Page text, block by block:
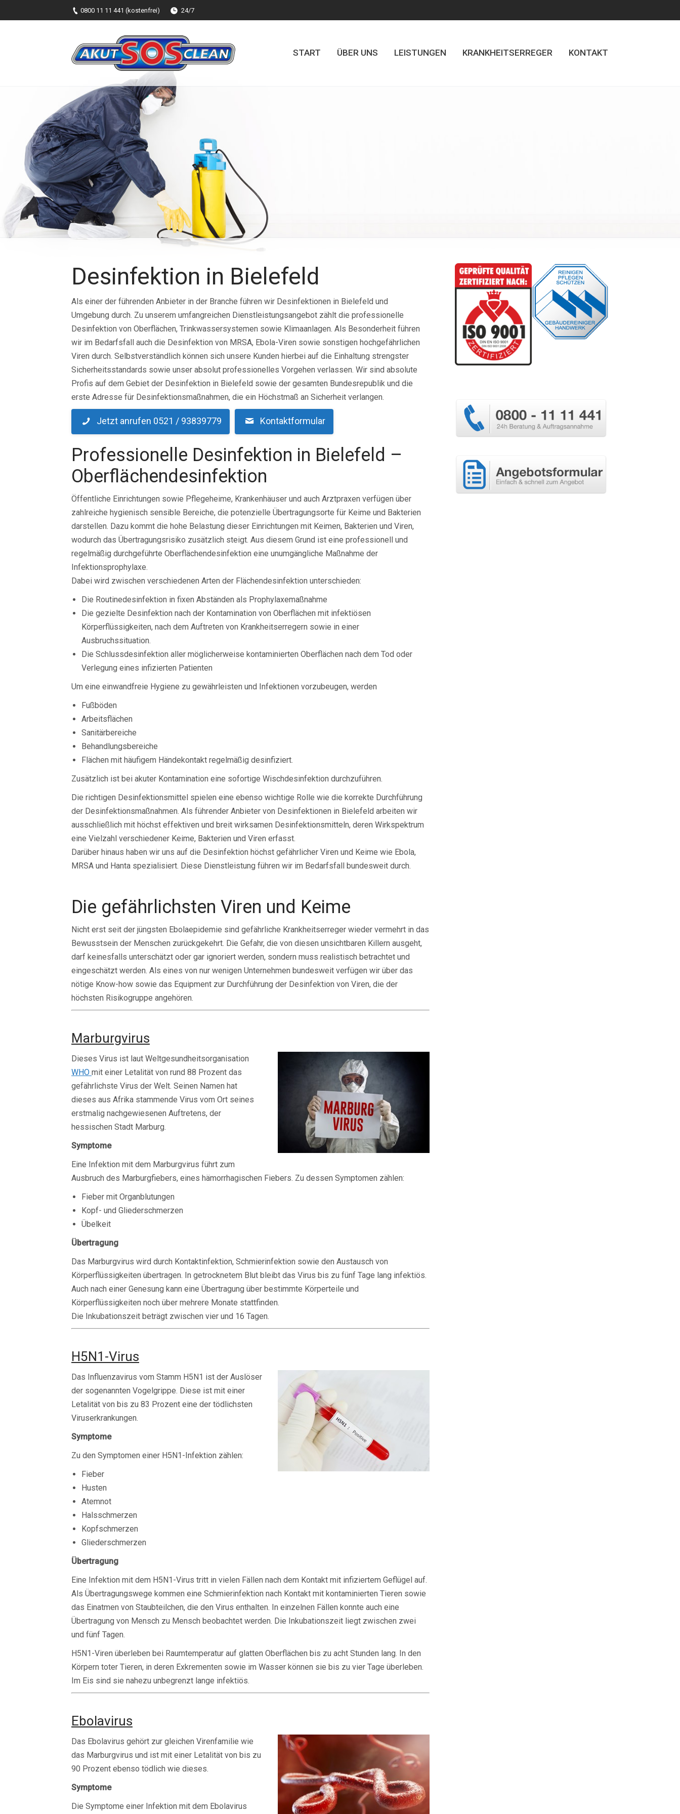
0800 11 11 441 (kostenfrei) 24/7
START ÜBER UNS LEISTUNGEN KRANKHEITSERREGER KONTAKT
Desinfektion in Bielefeld
Als einer der führenden Anbieter in der Branche führen wir Desinfektionen in Bielefeld und
Umgebung durch. Zu unserem umfangreichen Dienstleistungsangebot zählt die professionelle
Desinfektion von Oberflächen, Trinkwassersystemen sowie Klimaanlagen. Als Besonderheit führen
wir im Bedarfsfall auch die Desinfektion von MRSA, Ebola-Viren sowie sonstigen hochgefährlichen
Viren durch. Selbstverständlich können sich unsere Kunden hierbei auf die Einhaltung strengster
Sicherheitsstandards sowie unser absolut professionelles Vorgehen verlassen. Wir sind absolute
Profis auf dem Gebiet der Desinfektion in Bielefeld sowie der gesamten Bundesrepublik und die
erste Adresse für Desinfektionsmaßnahmen, die ein Höchstmaß an Sicherheit verlangen.
Jetzt anrufen 0521 / 93839779 Kontaktformular
Professionelle Desinfektion in Bielefeld –
Oberflächendesinfektion
Öffentliche Einrichtungen sowie Pflegeheime, Krankenhäuser und auch Arztpraxen verfügen über
zahlreiche hygienisch sensible Bereiche, die potenzielle Übertragungsorte für Keime und Bakterien
darstellen. Dazu kommt die hohe Belastung dieser Einrichtungen mit Keimen, Bakterien und Viren,
wodurch das Übertragungsrisiko zusätzlich steigt. Aus diesem Grund ist eine professionell und
regelmäßig durchgeführte Oberflächendesinfektion eine unumgängliche Maßnahme der
Infektionsprophylaxe.
Dabei wird zwischen verschiedenen Arten der Flächendesinfektion unterschieden:
Die Routinedesinfektion in fixen Abständen als Prophylaxemaßnahme
Die gezielte Desinfektion nach der Kontamination von Oberflächen mit infektiösen
Körperflüssigkeiten, nach dem Auftreten von Krankheitserregern sowie in einer
Ausbruchssituation.
Die Schlussdesinfektion aller möglicherweise kontaminierten Oberflächen nach dem Tod oder
Verlegung eines infizierten Patienten
Um eine einwandfreie Hygiene zu gewährleisten und Infektionen vorzubeugen, werden
Fußböden
Arbeitsflächen
Sanitärbereiche
Behandlungsbereiche
Flächen mit häufigem Händekontakt regelmäßig desinfiziert.
Zusätzlich ist bei akuter Kontamination eine sofortige Wischdesinfektion durchzuführen.
Die richtigen Desinfektionsmittel spielen eine ebenso wichtige Rolle wie die korrekte Durchführung
der Desinfektionsmaßnahmen. Als führender Anbieter von Desinfektionen in Bielefeld arbeiten wir
ausschließlich mit höchst effektiven und breit wirksamen Desinfektionsmitteln, deren Wirkspektrum
eine Vielzahl verschiedener Keime, Bakterien und Viren erfasst.
Darüber hinaus haben wir uns auf die Desinfektion höchst gefährlicher Viren und Keime wie Ebola,
MRSA und Hanta spezialisiert. Diese Dienstleistung führen wir im Bedarfsfall bundesweit durch.
Die gefährlichsten Viren und Keime
Nicht erst seit der jüngsten Ebolaepidemie sind gefährliche Krankheitserreger wieder vermehrt in das
Bewusstsein der Menschen zurückgekehrt. Die Gefahr, die von diesen unsichtbaren Killern ausgeht,
darf keinesfalls unterschätzt oder gar ignoriert werden, sondern muss realistisch betrachtet und
eingeschätzt werden. Als eines von nur wenigen Unternehmen bundesweit verfügen wir über das
nötige Know-how sowie das Equipment zur Durchführung der Desinfektion von Viren, die der
höchsten Risikogruppe angehören.
Marburgvirus
Dieses Virus ist laut Weltgesundheitsorganisation
WHO mit einer Letalität von rund 88 Prozent das
gefährlichste Virus der Welt. Seinen Namen hat
dieses aus Afrika stammende Virus vom Ort seines
erstmalig nachgewiesenen Auftretens, der
hessischen Stadt Marburg.
Symptome
Eine Infektion mit dem Marburgvirus führt zum
Ausbruch des Marburgfiebers, eines hämorrhagischen Fiebers. Zu dessen Symptomen zählen:
Fieber mit Organblutungen
Kopf- und Gliederschmerzen
Übelkeit
Übertragung
Das Marburgvirus wird durch Kontaktinfektion, Schmierinfektion sowie den Austausch von
Körperflüssigkeiten übertragen. In getrocknetem Blut bleibt das Virus bis zu fünf Tage lang infektiös.
Auch nach einer Genesung kann eine Übertragung über bestimmte Körperteile und
Körperflüssigkeiten noch über mehrere Monate stattfinden.
Die Inkubationszeit beträgt zwischen vier und 16 Tagen.
H5N1-Virus
Das Influenzavirus vom Stamm H5N1 ist der Auslöser
der sogenannten Vogelgrippe. Diese ist mit einer
Letalität von bis zu 83 Prozent eine der tödlichsten
Viruserkrankungen.
Symptome
Zu den Symptomen einer H5N1-Infektion zählen:
Fieber
Husten
Atemnot
Halsschmerzen
Kopfschmerzen
Gliederschmerzen
Übertragung
Eine Infektion mit dem H5N1-Virus tritt in vielen Fällen nach dem Kontakt mit infiziertem Geflügel auf.
Als Übertragungswege kommen eine Schmierinfektion nach Kontakt mit kontaminierten Tieren sowie
das Einatmen von Staubteilchen, die den Virus enthalten. In einzelnen Fällen konnte auch eine
Übertragung von Mensch zu Mensch beobachtet werden. Die Inkubationszeit liegt zwischen zwei
und fünf Tagen.
H5N1-Viren überleben bei Raumtemperatur auf glatten Oberflächen bis zu acht Stunden lang. In den
Körpern toter Tieren, in deren Exkrementen sowie im Wasser können sie bis zu vier Tage überleben.
Im Eis sind sie nahezu unbegrenzt lange infektiös.
Ebolavirus
Das Ebolavirus gehört zur gleichen Virenfamilie wie
das Marburgvirus und ist mit einer Letalität von bis zu
90 Prozent ebenso tödlich wie dieses.
Symptome
Die Symptome einer Infektion mit dem Ebolavirus